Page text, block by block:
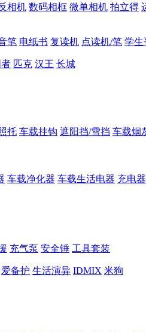
相机 数码相框 微单相机 拍立得
笔 电纸书 复读机 点读机/笔 学生
匹克 汉王 长城
托 车载挂钩 遮阳挡/雪挡 车载烟
车载净化器 车载生活电器 充电
充气泵 安全锤 工具套装
爱备护 生活演异 IDMIX 米狗